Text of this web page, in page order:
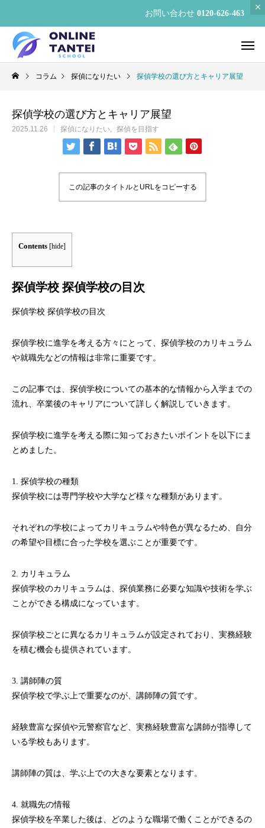
お問い合わせ 0120-626-463
コラム 探偵になりたい 探偵学校の選び方とキャリア展望
探偵学校の選び方とキャリア展望
2025.11.26 探偵になりたい 探偵を目指す
この記事のタイトルとURLをコピーする
Contents [hide]
探偵学校 探偵学校の目次
探偵学校 探偵学校の目次
探偵学校に進学を考える方々にとって、探偵学校のカリキュラム
や就職先などの情報は非常に重要です。
この記事では、探偵学校についての基本的な情報から入学までの
流れ、卒業後のキャリアについて詳しく解説していきます。
探偵学校に進学を考える際に知っておきたいポイントを以下にま
とめました。
1. 探偵学校の種類
探偵学校には専門学校や大学など様々な種類があります。
それぞれの学校によってカリキュラムや特色が異なるため、自分
の希望や目標に合った学校を選ぶことが重要です。
2. カリキュラム
探偵学校のカリキュラムは、探偵業務に必要な知識や技術を学ぶ
ことができる構成になっています。
探偵学校ごとに異なるカリキュラムが設定されており、実務経験
を積む機会も提供されています。
3. 講師陣の質
探偵学校で学ぶ上で重要なのが、講師陣の質です。
経験豊富な探偵や元警察官など、実務経験豊富な講師が指導して
いる学校もあります。
講師陣の質は、学ぶ上での大きな要素となります。
4. 就職先の情報
探偵学校を卒業した後は、どのような職場で働くことができるの